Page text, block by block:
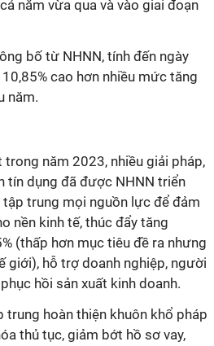
năm vừa qua và vào giai đoạn
bố từ NHNN, tính đến ngày
cao hơn nhiều mức tăng
năm.
năm 2023, nhiều giải pháp,
tín dụng đã được NHNN triển
tập trung mọi nguồn lực để đảm
nền kinh tế, thúc đẩy tăng
(thấp hơn mục tiêu đề ra nhưng
giới), hỗ trợ doanh nghiệp, người
hồi sản xuất kinh doanh.
trung hoàn thiện khuôn khổ pháp
thủ tục, giảm bớt hồ sơ vay,